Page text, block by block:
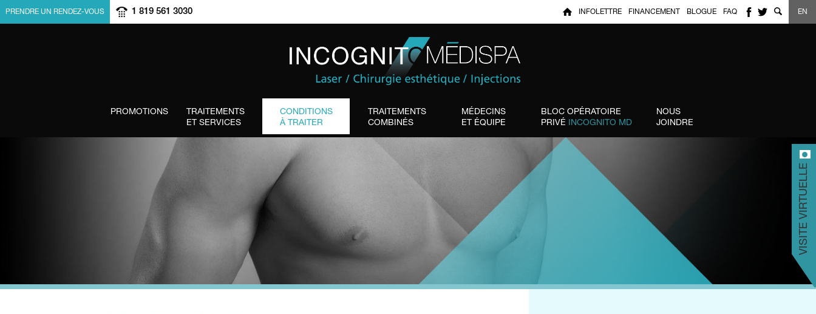
PROMOTIONS
TRAITEMENTS
ET SERVICES
CONDITIONS
À TRAITER
TRAITEMENTS
COMBINÉS
MÉDECINS
ET ÉQUIPE
BLOC OPÉRATOIRE
PRIVÉ INCOGNITO MD
NOUS
JOINDRE
INFOLETTRE FINANCEMENT BLOGUE FAQ
PRENDRE UN RENDEZ-VOUS 1 819 561 3030 EN
VISITE VIRTUELLE